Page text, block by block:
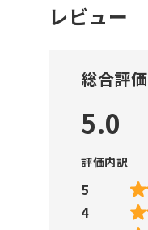
レビュー
総合評価
5.0
評価内訳
5
4